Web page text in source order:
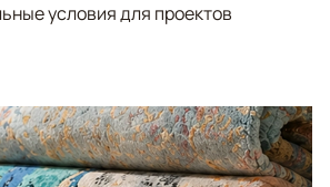
условия для проектов